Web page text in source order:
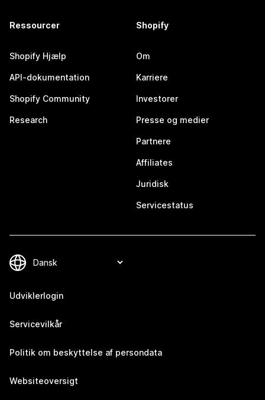
Ressourcer
Shopify Hjælp
API-dokumentation
Shopify Community
Research
Shopify
Om
Karriere
Investorer
Presse og medier
Partnere
Affiliates
Juridisk
Servicestatus
Udviklerlogin
Servicevilkår
Politik om beskyttelse af persondata
Websiteoversigt